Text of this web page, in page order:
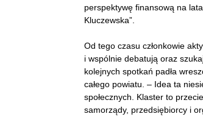
perspektywę finansową na
Kluczewska”.
Od tego czasu członkowie
i wspólnie debatują oraz
kolejnych spotkań padła
całego powiatu. – Idea ta
społecznych. Klaster to
samorządy, przedsiębiorcy i